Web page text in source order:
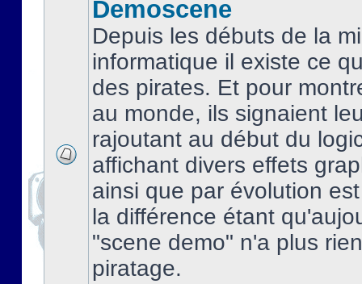
Demoscene
Depuis les débuts de la
informatique il existe ce
des pirates. Et pour
au monde, ils signaient
rajoutant au début du
affichant divers effets
ainsi que par évolution
la différence étant
"scene demo" n'a plus
piratage.